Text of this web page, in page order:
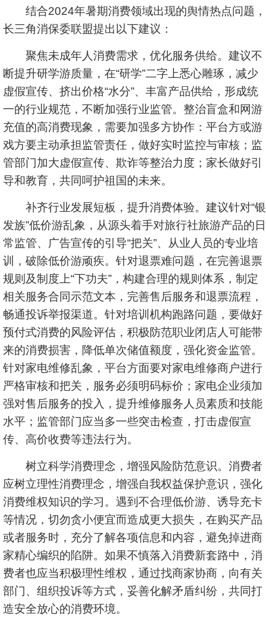
结合2024年暑期消费领域出现的舆情热点问题，
长三角消保委联盟提出以下建议：
聚焦未成年人消费需求，优化服务供给。建议不
断提升研学游质量，在“研学”二字上悉心雕琢，减少
虚假宣传、挤出价格“水分”、丰富产品供给，形成统
一的行业规范，不断加强行业监管。整治盲盒和网游
充值的高消费现象，需要加强多方协作：平台方或游
戏方要主动承担监管责任，做好实时监控与审核；监
管部门加大虚假宣传、欺诈等整治力度；家长做好引
导和教育，共同呵护祖国的未来。
补齐行业发展短板，提升消费体验。建议针对“银
发族”低价游乱象，从源头着手对旅行社旅游产品的日
常监管、广告宣传的引导“把关”、从业人员的专业培
训，破除低价游顽疾。针对退票难问题，在完善退票
规则及制度上“下功夫”，构建合理的规则体系，制定
相关服务合同示范文本，完善售后服务和退票流程，
畅通投诉举报渠道。针对培训机构跑路问题，要做好
预付式消费的风险评估，积极防范职业闭店人可能带
来的消费损害，降低单次储值额度，强化资金监管。
针对家电维修乱象，平台方面要对家电维修商户进行
严格审核和把关，服务必须明码标价；家电企业须加
强对售后服务的投入，提升维修服务人员素质和技能
水平；监管部门应当多一些突击检查，打击虚假宣
传、高价收费等违法行为。
树立科学消费理念，增强风险防范意识。消费者
应树立理性消费理念，增强自我权益保护意识，强化
消费维权知识的学习。遇到不合理低价游、诱导充卡
等情况，切勿贪小便宜而造成更大损失，在购买产品
或者服务时，充分了解各项信息和内容，避免掉进商
家精心编织的陷阱。如果不慎落入消费新套路中，消
费者也应当积极理性维权，通过找商家协商，向有关
部门、组织投诉等方式，妥善化解矛盾纠纷，共同打
造安全放心的消费环境。